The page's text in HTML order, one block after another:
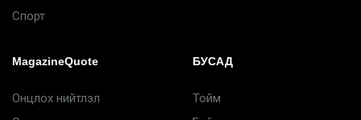
Спорт
MagazineQuote
Онцлох нийтлэл
БУСАД
Тойм